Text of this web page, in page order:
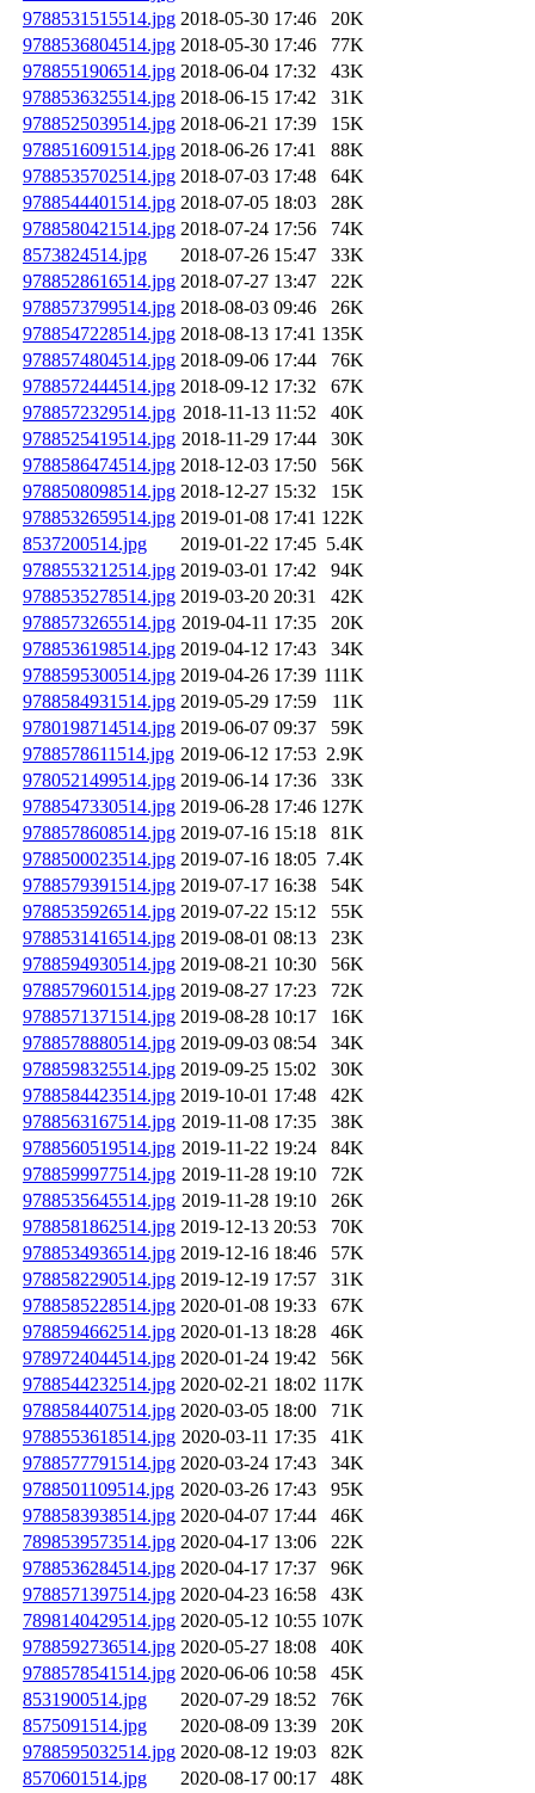
9788531515514.jpg 2018-05-30 17:46
20K
9788536804514.jpg 2018-05-30 17:46
77K
9788551906514.jpg 2018-06-04 17:32
43K
9788536325514.jpg 2018-06-15 17:42
31K
9788525039514.jpg 2018-06-21 17:39
15K
9788516091514.jpg 2018-06-26 17:41
88K
9788535702514.jpg 2018-07-03 17:48
64K
9788544401514.jpg 2018-07-05 18:03
28K
9788580421514.jpg 2018-07-24 17:56
74K
8573824514.jpg
2018-07-26 15:47
33K
9788528616514.jpg 2018-07-27 13:47
22K
9788573799514.jpg 2018-08-03 09:46
26K
9788547228514.jpg 2018-08-13 17:41 135K
9788574804514.jpg 2018-09-06 17:44
76K
9788572444514.jpg 2018-09-12 17:32
67K
9788572329514.jpg 2018-11-13 11:52
40K
9788525419514.jpg 2018-11-29 17:44
30K
9788586474514.jpg 2018-12-03 17:50
56K
9788508098514.jpg 2018-12-27 15:32
15K
9788532659514.jpg 2019-01-08 17:41 122K
8537200514.jpg
2019-01-22 17:45 5.4K
9788553212514.jpg 2019-03-01 17:42
94K
9788535278514.jpg 2019-03-20 20:31
42K
9788573265514.jpg 2019-04-11 17:35
20K
9788536198514.jpg 2019-04-12 17:43
34K
9788595300514.jpg 2019-04-26 17:39 111K
9788584931514.jpg 2019-05-29 17:59
11K
9780198714514.jpg 2019-06-07 09:37
59K
9788578611514.jpg 2019-06-12 17:53 2.9K
9780521499514.jpg 2019-06-14 17:36
33K
9788547330514.jpg 2019-06-28 17:46 127K
9788578608514.jpg 2019-07-16 15:18
81K
9788500023514.jpg 2019-07-16 18:05 7.4K
9788579391514.jpg 2019-07-17 16:38
54K
9788535926514.jpg 2019-07-22 15:12
55K
9788531416514.jpg 2019-08-01 08:13
23K
9788594930514.jpg 2019-08-21 10:30
56K
9788579601514.jpg 2019-08-27 17:23
72K
9788571371514.jpg 2019-08-28 10:17
16K
9788578880514.jpg 2019-09-03 08:54
34K
9788598325514.jpg 2019-09-25 15:02
30K
9788584423514.jpg 2019-10-01 17:48
42K
9788563167514.jpg 2019-11-08 17:35
38K
9788560519514.jpg 2019-11-22 19:24
84K
9788599977514.jpg 2019-11-28 19:10
72K
9788535645514.jpg 2019-11-28 19:10
26K
9788581862514.jpg 2019-12-13 20:53
70K
9788534936514.jpg 2019-12-16 18:46
57K
9788582290514.jpg 2019-12-19 17:57
31K
9788585228514.jpg 2020-01-08 19:33
67K
9788594662514.jpg 2020-01-13 18:28
46K
9789724044514.jpg 2020-01-24 19:42
56K
9788544232514.jpg 2020-02-21 18:02 117K
9788584407514.jpg 2020-03-05 18:00
71K
9788553618514.jpg 2020-03-11 17:35
41K
9788577791514.jpg 2020-03-24 17:43
34K
9788501109514.jpg 2020-03-26 17:43
95K
9788583938514.jpg 2020-04-07 17:44
46K
7898539573514.jpg 2020-04-17 13:06
22K
9788536284514.jpg 2020-04-17 17:37
96K
9788571397514.jpg 2020-04-23 16:58
43K
7898140429514.jpg 2020-05-12 10:55 107K
9788592736514.jpg 2020-05-27 18:08
40K
9788578541514.jpg 2020-06-06 10:58
45K
8531900514.jpg
2020-07-29 18:52
76K
8575091514.jpg
2020-08-09 13:39
20K
9788595032514.jpg 2020-08-12 19:03
82K
8570601514.jpg
2020-08-17 00:17
48K